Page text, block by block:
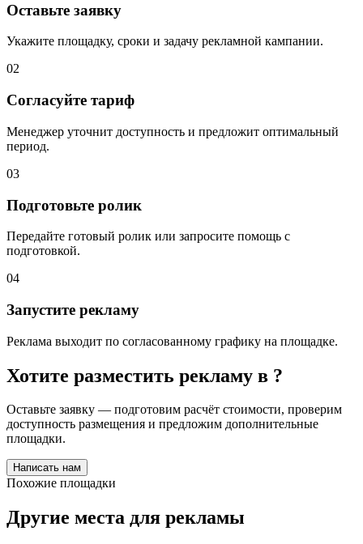
Оставьте заявку
Укажите площадку, сроки и задачу рекламной кампании.
02
Согласуйте тариф
Менеджер уточнит доступность и предложит оптимальный
период.
03
Подготовьте ролик
Передайте готовый ролик или запросите помощь с
подготовкой.
04
Запустите рекламу
Реклама выходит по согласованному графику на площадке.
Хотите разместить рекламу в ?
Оставьте заявку — подготовим расчёт стоимости, проверим
доступность размещения и предложим дополнительные
площадки.
Написать нам
Похожие площадки
Другие места для рекламы